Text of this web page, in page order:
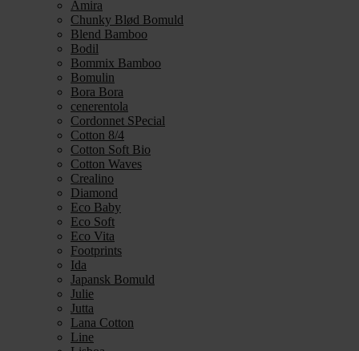
Amira
Chunky Blød Bomuld
Blend Bamboo
Bodil
Bommix Bamboo
Bomulin
Bora Bora
cenerentola
Cordonnet SPecial
Cotton 8/4
Cotton Soft Bio
Cotton Waves
Crealino
Diamond
Eco Baby
Eco Soft
Eco Vita
Footprints
Ida
Japansk Bomuld
Julie
Jutta
Lana Cotton
Line